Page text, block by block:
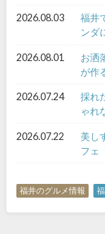
2026.08.03
福井
ンダ
2026.08.01
お洒
が作
2026.07.24
採れ
ゃれ
2026.07.22
美し
フェ
福井のグルメ情報